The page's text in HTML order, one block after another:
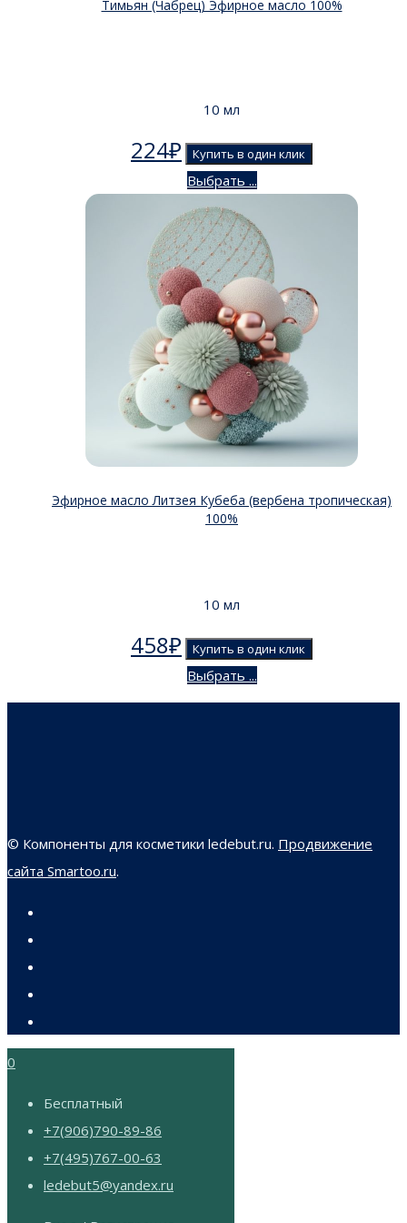
Тимьян (Чабрец) Эфирное масло 100%
10 мл
224₽ Купить в один клик
Выбрать ...
Эфирное масло Литзея Кубеба (вербена тропическая)
100%
10 мл
458₽ Купить в один клик
Выбрать ...
© Компоненты для косметики ledebut.ru. Продвижение
сайта Smartoo.ru.
0
Бесплатный
+7(906)790-89-86
+7(495)767-00-63
ledebut5@yandex.ru